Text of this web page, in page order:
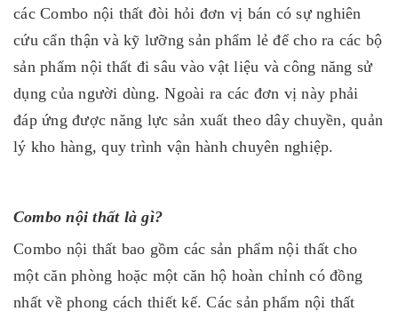
các Combo nội thất đòi hỏi đơn vị bán có sự nghiên
cứu cẩn thận và kỹ lưỡng sản phẩm lẻ để cho ra các bộ
sản phẩm nội thất đi sâu vào vật liệu và công năng sử
dụng của người dùng. Ngoài ra các đơn vị này phải
đáp ứng được năng lực sản xuất theo dây chuyền, quản
lý kho hàng, quy trình vận hành chuyên nghiệp.
Combo nội thất là gì?
Combo nội thất bao gồm các sản phẩm nội thất cho
một căn phòng hoặc một căn hộ hoàn chỉnh có đồng
nhất về phong cách thiết kế. Các sản phẩm nội thất